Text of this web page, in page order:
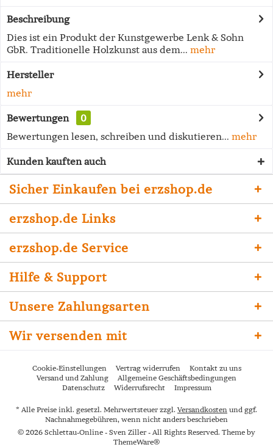
Beschreibung
Dies ist ein Produkt der Kunstgewerbe Lenk & Sohn
GbR. Traditionelle Holzkunst aus dem... mehr
Hersteller
mehr
Bewertungen
0
Bewertungen lesen, schreiben und diskutieren... mehr
Kunden kauften auch
Sicher Einkaufen bei erzshop.de
erzshop.de Links
erzshop.de Service
Hilfe & Support
Unsere Zahlungsarten
Wir versenden mit
Cookie-Einstellungen Vertrag widerrufen
Kontakt zu uns
Versand und Zahlung
Allgemeine Geschäftsbedingungen
Datenschutz
Widerrufsrecht Impressum
* Alle Preise inkl. gesetzl. Mehrwertsteuer zzgl. Versandkosten und ggf.
Nachnahmegebühren, wenn nicht anders beschrieben
© 2026 Schlettau-Online - Sven Ziller - All Rights Reserved. Theme by
ThemeWare®